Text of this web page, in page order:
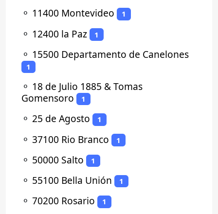
⚬ 11400 Montevideo 1
⚬ 12400 la Paz 1
⚬ 15500 Departamento de Canelones
1
⚬ 18 de Julio 1885 & Tomas
Gomensoro
1
⚬ 25 de Agosto 1
⚬ 37100 Rio Branco 1
⚬ 50000 Salto 1
⚬ 55100 Bella Unión 1
⚬ 70200 Rosario 1